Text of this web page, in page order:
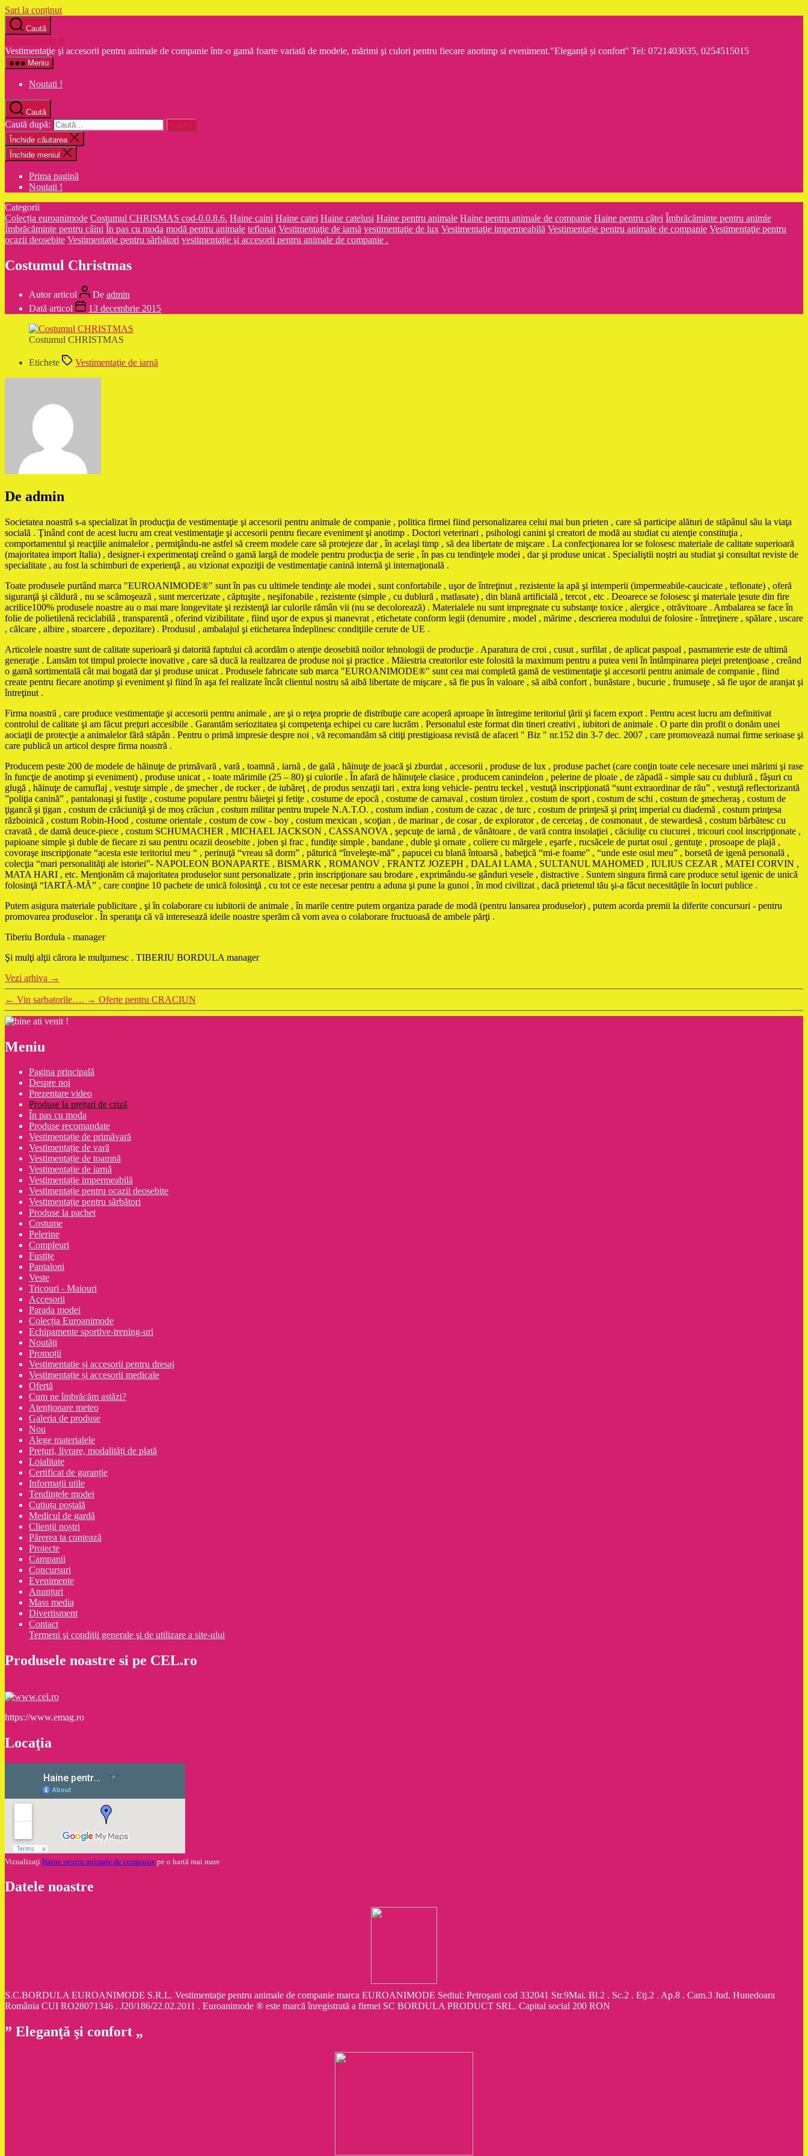
Sari la conținut
Caută
Euroanimode ®
Vestimentaţie şi accesorii pentru animale de companie într-o gamă foarte variată de modele, mărimi şi culori pentru fiecare anotimp si eveniment."Eleganță și confort'' Tel: 0721403635, 0254515015
Meniu
Noutati !
Caută
Caută după:
Închide căutarea
Închide meniul
Prima pagină
Noutati !
Categorii
Colecția euroanimode Costumul CHRISMAS cod-0.0.8.6. Haine caini Haine catei Haine catelusi Haine pentru animale Haine pentru animale de companie Haine pentru căţei Îmbrăcăminte pentru animle
Îmbrăcăminte pentru câini În pas cu moda modă pentru animale teflonat Vestimentaţie de iarnă vestimentaţie de lux Vestimentaţie impermeabilă Vestimentație pentru animale de companie Vestimentaţie pentru
ocazii deosebite Vestimentaţie pentru sărbători vestimentaţie şi accesorii pentru animale de companie .
Costumul Christmas
Autor articol De admin
Dată articol
13 decembrie 2015
Costumul CHRISTMAS
Etichete Vestimentaţie de iarnă
De admin
Societatea noastră s-a specializat în producţia de vestimentaţie şi accesorii pentru animale de companie , politica firmei fiind personalizarea celui mai bun prieten , care să participe alături de stăpânul său la viaţa
socială . Ţinând cont de acest lucru am creat vestimentaţie şi accesorii pentru fiecare eveniment şi anotimp . Doctori veterinari , psihologi canini şi creatori de modă au studiat cu atenţie constituţia ,
comportamentul şi reacţiile animalelor , permiţându-ne astfel să creem modele care să protejeze dar , în acelaşi timp , să dea libertate de mişcare . La confecţionarea lor se folosesc materiale de calitate superioară
(majoritatea import Italia) , designer-i experimentaţi creând o gamă largă de modele pentru producţia de serie , în pas cu tendinţele modei , dar şi produse unicat . Specialiştii noştri au studiat şi consultat reviste de
specialitate , au fost la schimburi de experienţă , au vizionat expoziţii de vestimentaţie canină internă şi internaţională .
Toate produsele purtând marca "EUROANIMODE®" sunt în pas cu ultimele tendinţe ale modei , sunt confortabile , uşor de întreţinut , rezistente la apă şi intemperii (impermeabile-caucicate , teflonate) , oferă
siguranţă şi căldură , nu se scămoşează , sunt mercerizate , căptuşite , neşifonabile , rezistente (simple , cu dublură , matlasate) , din blană artificială , tercot , etc . Deoarece se folosesc şi materiale ţesute din fire
acrilice100% produsele noastre au o mai mare longevitate şi rezistenţă iar culorile rămân vii (nu se decolorează) . Materialele nu sunt impregnate cu substanţe toxice , alergice , otrăvitoare . Ambalarea se face în
folie de polietilenă reciclabilă , transparentă , oferind vizibilitate , fiind uşor de expus şi manevrat , etichetate conform legii (denumire , model , mărime , descrierea modului de folosire - întreţinere , spălare , uscare
, călcare , albire , stoarcere , depozitare) . Produsul , ambalajul şi etichetarea îndeplinesc condiţiile cerute de UE .
Articolele noastre sunt de calitate superioară şi datorită faptului că acordăm o atenţie deosebită noilor tehnologii de producţie . Aparatura de croi , cusut , surfilat , de aplicat paspoal , pasmanterie este de ultimă
generaţie . Lansăm tot timpul proiecte inovative , care să ducă la realizarea de produse noi şi practice . Măiestria creatorilor este folosită la maximum pentru a putea veni în întâmpinarea pieţei pretenţioase , creând
o gamă sortimentală cât mai bogată dar şi produse unicat . Produsele fabricate sub marca "EUROANIMODE®" sunt cea mai completă gamă de vestimentaţie şi accesorii pentru animale de companie , fiind
create pentru fiecare anotimp şi eveniment şi fiind în aşa fel realizate încât clientul nostru să aibă libertate de mişcare , să fie pus în valoare , să aibă confort , bunăstare , bucurie , frumuseţe , să fie uşor de aranjat şi
întreţinut .
Firma noastră , care produce vestimentaţie şi accesorii pentru animale , are şi o reţea proprie de distribuţie care acoperă aproape în întregime teritoriul ţării şi facem export . Pentru acest lucru am definitivat
controlul de calitate şi am făcut preţuri accesibile . Garantăm seriozitatea şi competenţa echipei cu care lucrăm . Personalul este format din tineri creativi , iubitori de animale . O parte din profit o donăm unei
aociaţii de protecţie a animalelor fără stăpân . Pentru o primă impresie despre noi , vă recomandăm să citiţi prestigioasa revistă de afaceri " Biz " nr.152 din 3-7 dec. 2007 , care promovează numai firme serioase şi
care publică un articol despre firma noastră .
Producem peste 200 de modele de hăinuţe de primăvară , vară , toamnă , iarnă , de gală , hăinuţe de joacă şi zburdat , accesorii , produse de lux , produse pachet (care conţin toate cele necesare unei mărimi şi rase
în funcţie de anotimp şi eveniment) , produse unicat , - toate mărimile (25 – 80) şi culorile . În afară de hăinuţele clasice , producem canindelon , pelerine de ploaie , de zăpadă - simple sau cu dublură , fâşuri cu
glugă , hăinuţe de camuflaj , vestuţe simple , de şmecher , de rocker , de iubăreţ , de produs senzaţii tari , extra long vehicle- pentru teckel , vestuţă inscripţionată “sunt extraordinar de rău” , vestuţă reflectorizantă
”poliţia canină” , pantalonaşi şi fustiţe , costume populare pentru băieţei şi fetiţe , costume de epocă , costume de carnaval , costum tirolez , costum de sport , costum de schi , costum de şmecheraş , costum de
ţigancă şi ţigan , costum de crăciuniţă şi de moş crăciun , costum militar pentru trupele N.A.T.O. , costum indian , costum de cazac , de turc , costum de prinţesă şi prinţ imperial cu diademă , costum prinţesa
războinică , costum Robin-Hood , costume orientale , costum de cow - boy , costum mexican , scoţian , de marinar , de cosar , de explorator , de cercetaş , de cosmonaut , de stewardesă , costum bărbătesc cu
cravată , de damă deuce-piece , costum SCHUMACHER , MICHAEL JACKSON , CASSANOVA , şepcuţe de iarnă , de vânătoare , de vară contra insolaţiei , căciuliţe cu ciucurei , tricouri cool inscripţionate ,
papioane simple şi duble de fiecare zi sau pentru ocazii deosebite , joben şi frac , fundiţe simple , bandane , duble şi ornate , coliere cu mărgele , eşarfe , rucsăcele de purtat osul , gentuţe , prosoape de plajă ,
covoraşe inscripţionate “acesta este teritoriul meu “ , perinuţă “vreau să dorm” , păturică “înveleşte-mă” , papucei cu blană întoarsă , babeţică “mi-e foame” , “unde este osul meu” , borsetă de igenă personală ,
colecţia “mari personalităţi ale istoriei”- NAPOLEON BONAPARTE , BISMARK , ROMANOV , FRANTZ JOZEPH , DALAI LAMA , SULTANUL MAHOMED , IULIUS CEZAR , MATEI CORVIN ,
MATA HARI , etc. Menţionăm că majoritatea produselor sunt personalizate , prin inscripţionare sau brodare , exprimându-se gânduri vesele , distractive . Suntem singura firmă care produce setul igenic de unică
folosinţă “IARTĂ-MĂ” , care conţine 10 pachete de unică folosinţă , cu tot ce este necesar pentru a aduna şi pune la gunoi , în mod civilizat , dacă prietenul tău şi-a făcut necesităţile în locuri publice .
Putem asigura materiale publicitare , şi în colaborare cu iubitorii de animale , în marile centre putem organiza parade de modă (pentru lansarea produselor) , putem acorda premii la diferite concursuri - pentru
promovarea produselor . În speranţa că vă interesează ideile noastre sperăm că vom avea o colaborare fructuoasă de ambele părţi .
Tiberiu Bordula - manager
Şi mulţi alţii cărora le mulţumesc . TIBERIU BORDULA manager
Vezi arhiva →
← Vin sarbatorile…. → Oferte pentru CRACIUN
Meniu
Pagina principală
Despre noi
Prezentare video
Produse la prețuri de criză
În pas cu moda
Produse recomandate
Vestimentație de primăvară
Vestimentație de vară
Vestimentație de toamnă
Vestimentație de iarnă
Vestimentație impermeabilă
Vestimentație pentru ocazii deosebite
Vestimentație pentru sărbători
Produse la pachet
Costume
Pelerine
Compleuri
Fustițe
Pantaloni
Veste
Tricouri - Maiouri
Accesorii
Parada modei
Colecția Euroanimode
Echipamente sportive-trening-uri
Noutăți
Promoții
Vestimentatie și accesorii pentru dresaj
Vestimentație și accesorii medicale
Ofertă
Cum ne îmbrăcăm astăzi?
Atenționare meteo
Galeria de produse
Nou
Alege materialele
Prețuri, livrare, modalități de plată
Loialitate
Certificat de garanție
Informații utile
Tendințele modei
Cutiuța poștală
Medicul de gardă
Clienții noștri
Părerea ta contează
Proiecte
Campanii
Concursuri
Evenimente
Anunțuri
Mass media
Divertisment
Contact
Termeni şi condiţii generale şi de utilizare a site-ului
Produsele noastre si pe CEL.ro
https://www.emag.ro
Locaţia
Vizualizaţi Haine pentru animale de companie pe o hartă mai mare
Datele noastre
S.C.BORDULA EUROANIMODE S.R.L. Vestimentaţie pentru animale de companie marca EUROANIMODE Sediul: Petroşani cod 332041 Str.9Mai. Bl.2 . Sc.2 . Etj.2 . Ap.8 . Cam.3 Jud. Hunedoara
România CUI RO28071346 . J20/186/22.02.2011 . Euroanimode ® este marcă înregistrată a firmei SC BORDULA PRODUCT SRL. Capital social 200 RON
” Eleganţă şi confort „